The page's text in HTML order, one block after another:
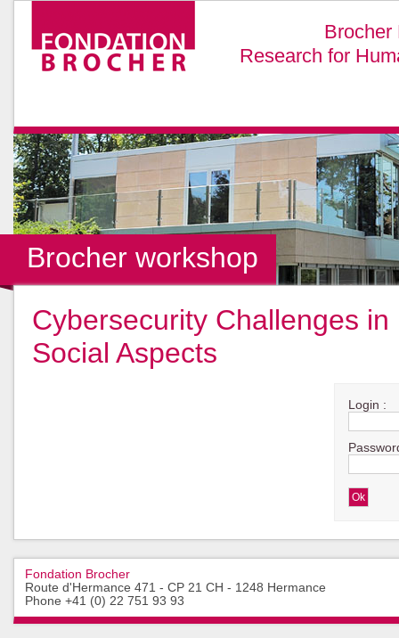
Brocher
Research for
Brocher workshop
Cybersecurity Challenges
Social Aspects
Login :
Fondation Brocher
Route d'Hermance 471 - CP 21 CH - 1248 Hermance
Phone +41 (0) 22 751 93 93